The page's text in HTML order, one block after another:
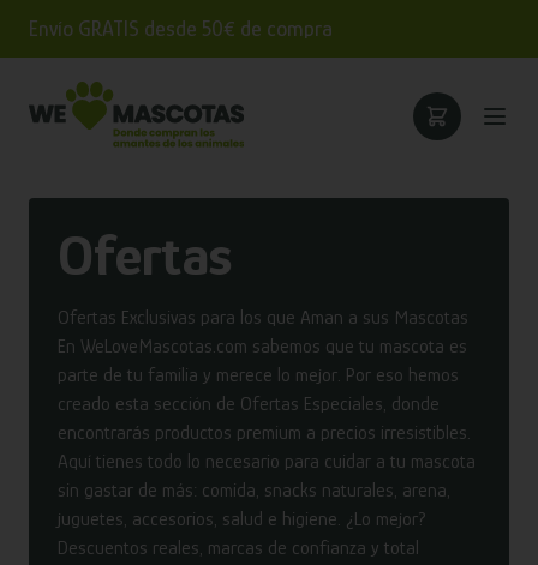
Envío GRATIS desde 50€ de compra
Ofertas
Ofertas Exclusivas para los que Aman a sus Mascotas
En WeLoveMascotas.com sabemos que tu mascota es
parte de tu familia y merece lo mejor. Por eso hemos
creado esta sección de Ofertas Especiales, donde
encontrarás productos premium a precios irresistibles.
Aquí tienes todo lo necesario para cuidar a tu mascota
sin gastar de más: comida, snacks naturales, arena,
juguetes, accesorios, salud e higiene. ¿Lo mejor?
Descuentos reales, marcas de confianza y total